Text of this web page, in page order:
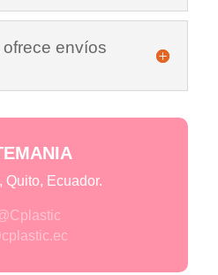
envíos
Quito, Ecuador.